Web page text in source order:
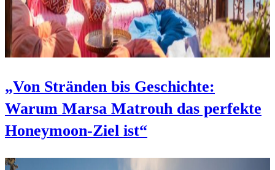
„Von Stränden bis Geschichte:
Warum Marsa Matrouh das perfekte
Honeymoon-Ziel ist“